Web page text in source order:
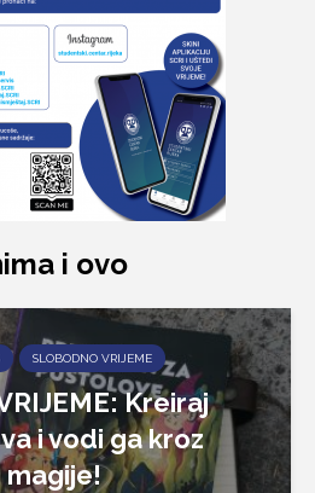
i ovo
SLOBODNO VRIJEME
Kreiraj
i vodi ga kroz
magije!